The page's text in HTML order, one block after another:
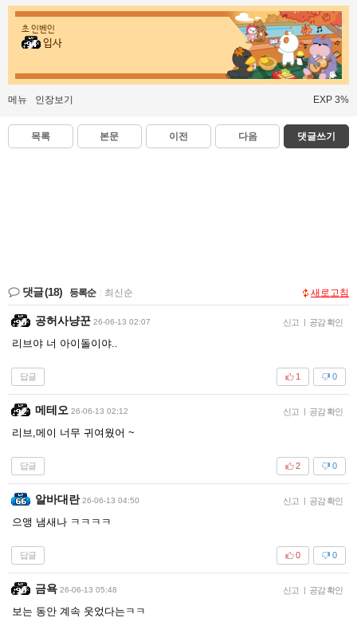
초 인벤인
입사
메뉴 인장보기 EXP 3%
목록 본문 이전 다음 댓글쓰기
댓글(18) 등록순 최신순 새로고침
공허사냥꾼 26-06-13 02:07 신고 | 공감 확인
리브야 너 아이돌이야..
답글 0
1
메테오 26-06-13 02:12 신고 | 공감 확인
리브,메이 너무 귀여웠어 ~
답글 0
2
알바대란 26-06-13 04:50 신고 | 공감 확인
으앵 냄새나 ㅋㅋㅋㅋ
답글 0
0
금욕 26-06-13 05:48 신고 | 공감 확인
보는 동안 계속 웃었다는ㅋㅋ